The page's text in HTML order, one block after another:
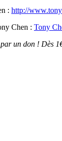
: http://
Chen : Tony
un don ! Dès